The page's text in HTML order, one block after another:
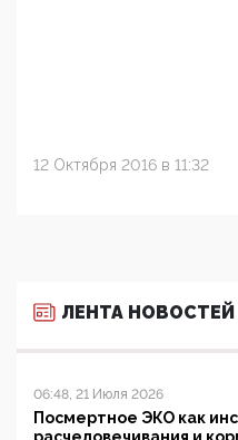
12 Октября 2016 в 11:32
ЛЕНТА НОВОСТЕЙ
06:48, 21 Июля 2026
Посмертное ЭКО как